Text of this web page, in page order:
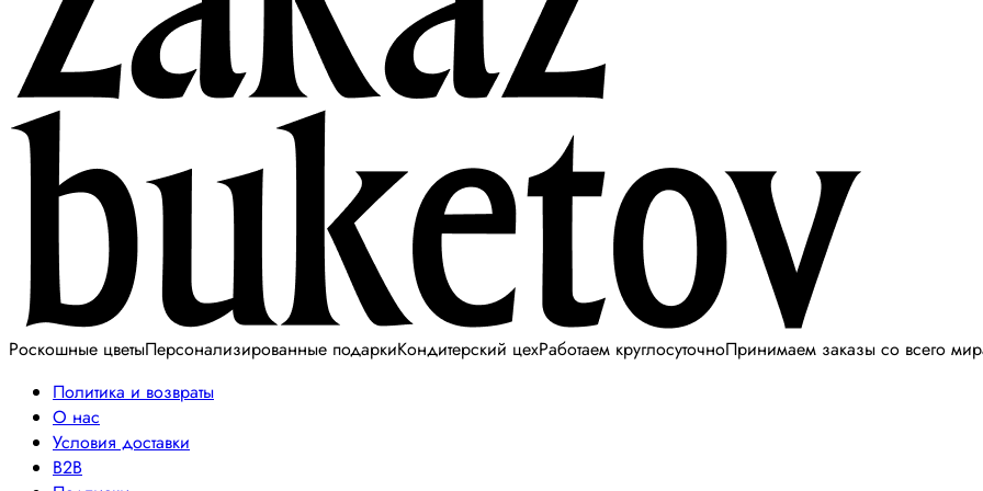
Роскошные цветыПерсонализированные подаркиКондитерский цехРаботаем круглосуточноПринимаем заказы со всего
Политика и возвраты
О нас
Условия доставки
B2B